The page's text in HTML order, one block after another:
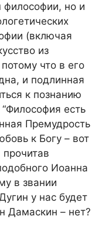
философии, но и
(включая
из
потому что в его
и подлинная
к познанию
есть
Премудрость
к Богу – вот
Иоанна
в звании
у нас будет
Дамаскин – нет?